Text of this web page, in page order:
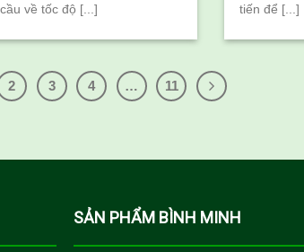
cầu về tốc độ [...]
tiến để [...]
2 3 4 … 11
SẢN PHẨM BÌNH MINH